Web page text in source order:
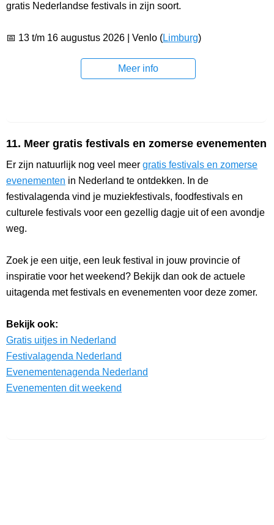
gratis Nederlandse festivals in zijn soort.
📅 13 t/m 16 augustus 2026 | Venlo (Limburg)
Meer info
11. Meer gratis festivals en zomerse evenementen
Er zijn natuurlijk nog veel meer gratis festivals en zomerse
evenementen in Nederland te ontdekken. In de
festivalagenda vind je muziekfestivals, foodfestivals en
culturele festivals voor een gezellig dagje uit of een avondje
weg.
Zoek je een uitje, een leuk festival in jouw provincie of
inspiratie voor het weekend? Bekijk dan ook de actuele
uitagenda met festivals en evenementen voor deze zomer.
Bekijk ook:
Gratis uitjes in Nederland
Festivalagenda Nederland
Evenementenagenda Nederland
Evenementen dit weekend